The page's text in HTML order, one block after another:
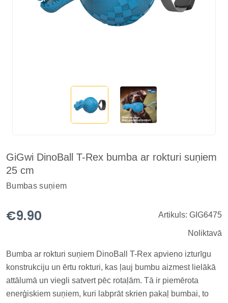
GiGwi DinoBall T-Rex bumba ar rokturi suņiem
25 cm
Bumbas suņiem
€9.90 Artikuls: GIG6475
Noliktavā
Bumba ar rokturi suņiem DinoBall T-Rex apvieno izturīgu
konstrukciju un ērtu rokturi, kas ļauj bumbu aizmest lielākā
attālumā un viegli satvert pēc rotaļām. Tā ir piemērota
enerģiskiem suņiem, kuri labprāt skrien pakaļ bumbai, to